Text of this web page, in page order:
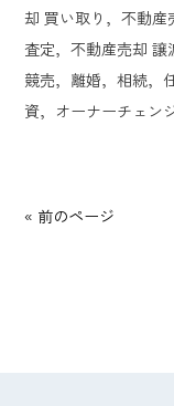
却 買い取り，不動
査定，不動産売却
競売，離婚，相続，
資，オーナーチェン
« 前のページ